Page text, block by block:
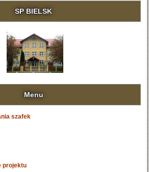
SP BIELSK
Menu
szafek
projektu